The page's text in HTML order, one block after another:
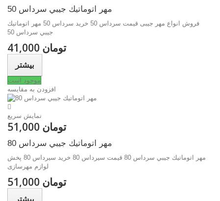
مهر اتوماتيك جيبي سرداس 50
فروش انواع مهر جیبی قیمت سرداس 50 خرید سرداس 50 مهر اتوماتيك
جيبي سرداس 50
41,000 تومان
بیشتر
موجود است
افزودن به مقایسه
نمایش سریع
51,000 تومان
مهر اتوماتيك جيبي سرداس 80
مهر اتوماتيك جيبي سرداس 80 قیمت سیرداس 80 خرید سیرداس 80 پخش
لوازم مهرسازی
51,000 تومان